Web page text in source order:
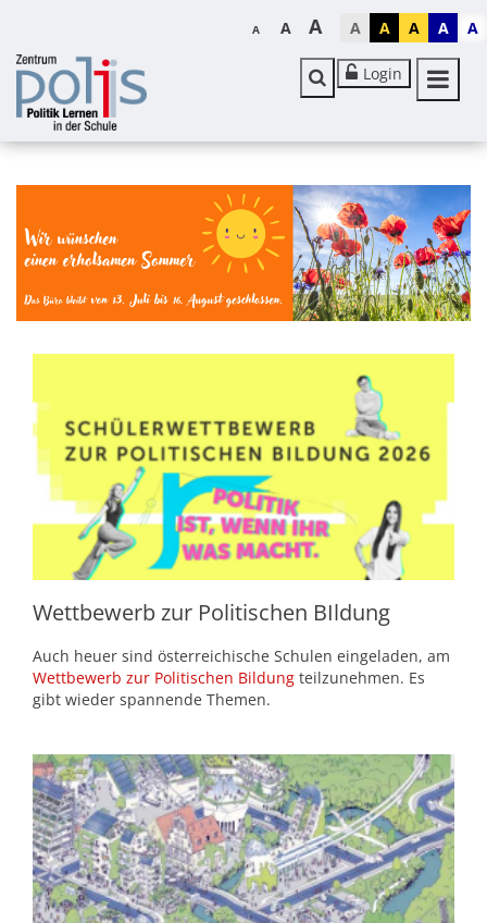
A A A A A A A A
Login
Wettbewerb zur Politischen BIldung
Auch heuer sind österreichische Schulen eingeladen, am
Wettbewerb zur Politischen Bildung teilzunehmen. Es
gibt wieder spannende Themen.